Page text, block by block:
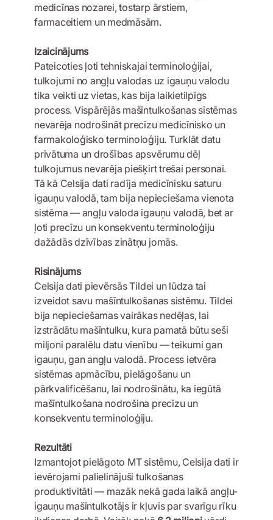
medicīnas nozarei, tostarp ārstiem,
farmaceitiem un medmāsām.
Izaicinājums
Pateicoties ļoti tehniskajai terminoloģijai,
tulkojumi no angļu valodas uz igauņu valodu
tika veikti uz vietas, kas bija laikietilpīgs
process. Vispārējās mašīntulkošanas sistēmas
nevarēja nodrošināt precīzu medicīnisko un
farmakoloģisko terminoloģiju. Turklāt datu
privātuma un drošības apsvērumu dēļ
tulkojumus nevarēja piešķirt trešai personai.
Tā kā Celsija dati radīja medicīnisku saturu
igauņu valodā, tam bija nepieciešama vienota
sistēma — angļu valoda igauņu valodā, bet ar
ļoti precīzu un konsekventu terminoloģiju
dažādās dzīvības zinātņu jomās.
Risinājums
Celsija dati pievērsās Tildei un lūdza tai
izveidot savu mašīntulkošanas sistēmu. Tildei
bija nepieciešamas vairākas nedēļas, lai
izstrādātu mašīntulku, kura pamatā būtu seši
miljoni paralēlu datu vienību — teikumi gan
igauņu, gan angļu valodā. Process ietvēra
sistēmas apmācību, pielāgošanu un
pārkvalificēšanu, lai nodrošinātu, ka iegūtā
mašīntulkošana nodrošina precīzu un
konsekventu terminoloģiju.
Rezultāti
Izmantojot pielāgoto MT sistēmu, Celsija dati ir
ievērojami palielinājuši tulkošanas
produktivitāti — mazāk nekā gada laikā angļu-
igauņu mašīntulkotājs ir kļuvis par svarīgu rīku